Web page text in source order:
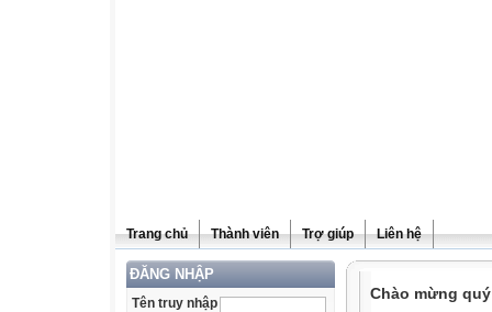
Trang chủ Thành viên Trợ giúp Liên hệ
ĐĂNG NHẬP
Tên truy nhập
Chào mừng